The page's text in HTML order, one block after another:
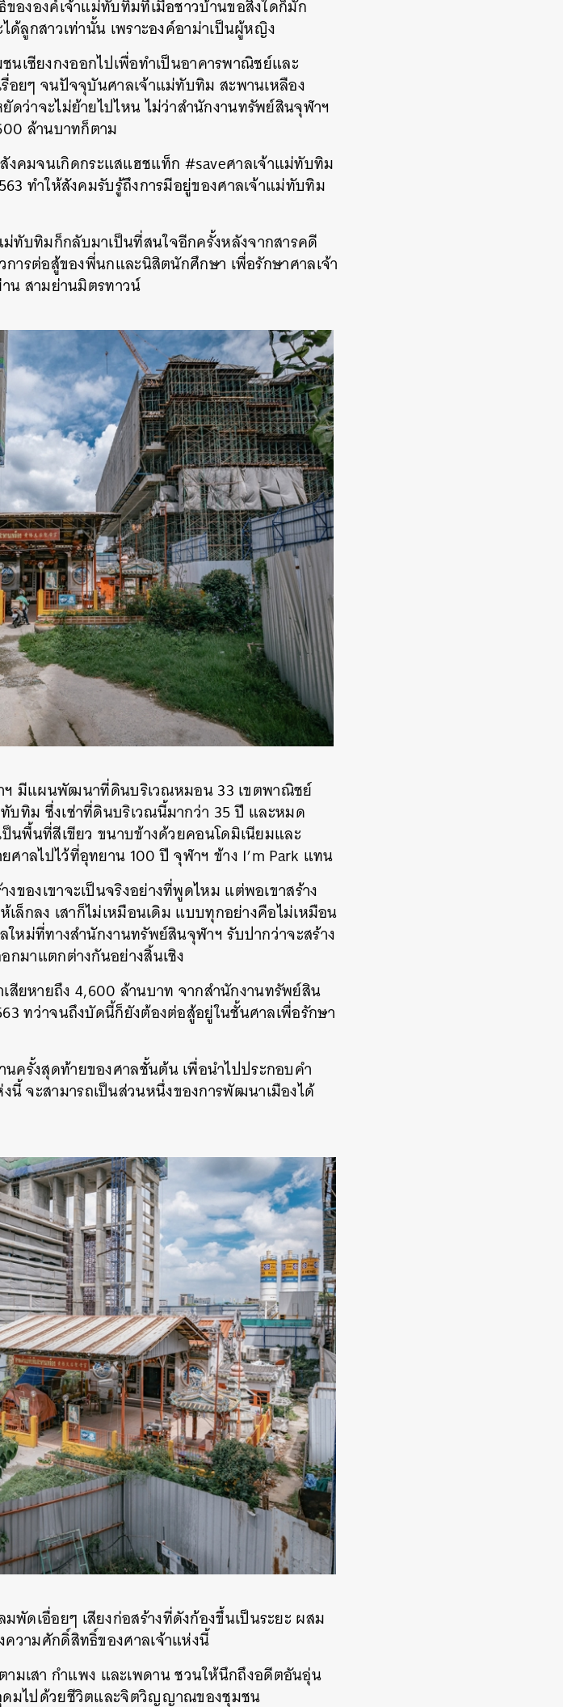
ององค์เจ้าแม่ทับทิมที่เมื่อชาวบ้านขอสิ่งใดก็มัก
ด้ลูกสาวเท่านั้น เพราะองค์อาม่าเป็นผู้หญิง
เซียงกงออกไปเพื่อทำเป็นอาคารพาณิชย์และ
อยๆ จนปัจจุบันศาลเจ้าแม่ทับทิม สะพานเหลือง
ว่าจะไม่ย้ายไปไหน ไม่ว่าสำนักงานทรัพย์สินจุฬาฯ
ล้านบาทก็ตาม
งคมจนเกิดกระแสแฮชแท็ก #saveศาลเจ้าแม่ทับทิม
ทำให้สังคมรับรู้ถึงการมีอยู่ของศาลเจ้าแม่ทับทิม
ทับทิมก็กลับมาเป็นที่สนใจอีกครั้งหลังจากสารคดี
การต่อสู้ของพี่นกและนิสิตนักศึกษา เพื่อรักษาศาลเจ้า
น สามย่านมิตรทาวน์
ฯ มีแผนพัฒนาที่ดินบริเวณหมอน 33 เขตพาณิชย์
บทิม ซึ่งเช่าที่ดินบริเวณนี้มากว่า 35 ปี และหมด
นพื้นที่สีเขียว ขนาบข้างด้วยคอนโดมิเนียมและ
าลไปไว้ที่อุทยาน 100 ปี จุฬาฯ ข้าง I’m Park แทน
งของเขาจะเป็นจริงอย่างที่พูดไหม แต่พอเขาสร้าง
เล็กลง เสาก็ไม่เหมือนเดิม แบบทุกอย่างคือไม่เหมือน
หม่ที่ทางสำนักงานทรัพย์สินจุฬาฯ รับปากว่าจะสร้าง
กมาแตกต่างกันอย่างสิ้นเชิง
สียหายถึง 4,600 ล้านบาท จากสำนักงานทรัพย์สิน
ทว่าจนถึงบัดนี้ก็ยังต้องต่อสู้อยู่ในชั้นศาลเพื่อรักษา
ครั้งสุดท้ายของศาลชั้นต้น เพื่อนำไปประกอบคำ
จะสามารถเป็นส่วนหนึ่งของการพัฒนาเมืองได้
พัดเอื่อยๆ เสียงก่อสร้างที่ดังก้องขึ้นเป็นระยะ ผสม
วามศักดิ์สิทธิ์ของศาลเจ้าแห่งนี้
มเสา กำแพง และเพดาน ชวนให้นึกถึงอดีตอันอุ่น
ดมไปด้วยชีวิตและจิตวิญญาณของชุมชน
LINE EMAIL